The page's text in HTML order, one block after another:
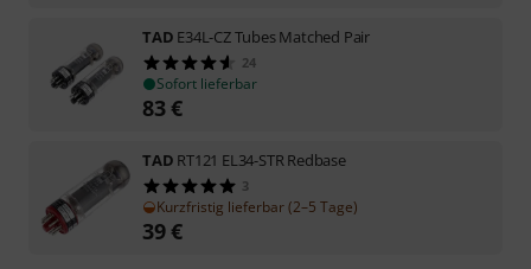
TAD E34L-CZ Tubes Matched Pair
24
Sofort lieferbar
83€
TAD RT121 EL34-STR Redbase
3
Kurzfristig lieferbar (2–5 Tage)
39€